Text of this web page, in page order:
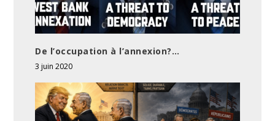
De l’occupation à l’annexion?…
3 juin 2020